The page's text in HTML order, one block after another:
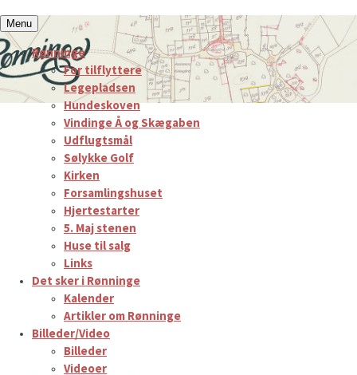
Menu Hop
til
indhold
Rønninge
For tilflyttere
Legepladsen
Hundeskoven
Vindinge Å og Skægaben
Udflugtsmål
Sølykke Golf
Kirken
Forsamlingshuset
Hjertestarter
5. Maj stenen
Huse til salg
Links
Det sker i Rønninge
Kalender
Artikler om Rønninge
Billeder/Video
Billeder
Videoer